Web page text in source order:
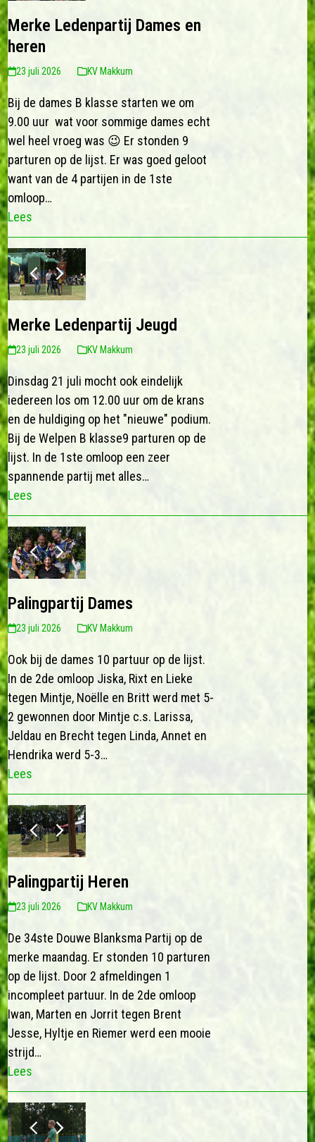
Merke Ledenpartij Dames en
heren
23 juli 2026 KV Makkum
Bij de dames B klasse starten we om
9.00 uur wat voor sommige dames echt
wel heel vroeg was 😉 Er stonden 9
parturen op de lijst. Er was goed geloot
want van de 4 partijen in de 1ste
omloop…
Lees
previous
slide
next
slide
Merke Ledenpartij Jeugd
23 juli 2026 KV Makkum
Dinsdag 21 juli mocht ook eindelijk
iedereen los om 12.00 uur om de krans
en de huldiging op het "nieuwe" podium.
Bij de Welpen B klasse9 parturen op de
lijst. In de 1ste omloop een zeer
spannende partij met alles…
Lees
previous
slide
next
slide
Palingpartij Dames
23 juli 2026 KV Makkum
Ook bij de dames 10 partuur op de lijst.
In de 2de omloop Jiska, Rixt en Lieke
tegen Mintje, Noëlle en Britt werd met 5-
2 gewonnen door Mintje c.s. Larissa,
Jeldau en Brecht tegen Linda, Annet en
Hendrika werd 5-3…
Lees
previous
slide
next
slide
Palingpartij Heren
23 juli 2026 KV Makkum
De 34ste Douwe Blanksma Partij op de
merke maandag. Er stonden 10 parturen
op de lijst. Door 2 afmeldingen 1
incompleet partuur. In de 2de omloop
Iwan, Marten en Jorrit tegen Brent
Jesse, Hyltje en Riemer werd een mooie
strijd…
Lees
previous
next